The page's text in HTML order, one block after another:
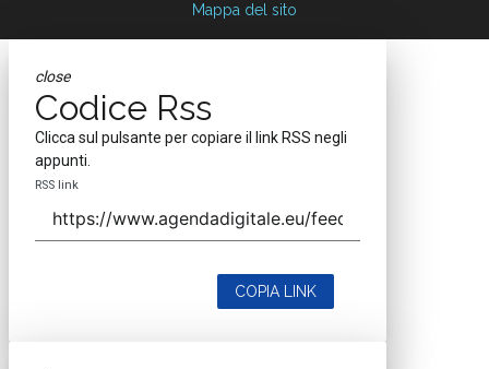
Mappa del sito
close
Codice Rss
Clicca sul pulsante per copiare il link RSS negli
appunti.
RSS link
COPIA LINK